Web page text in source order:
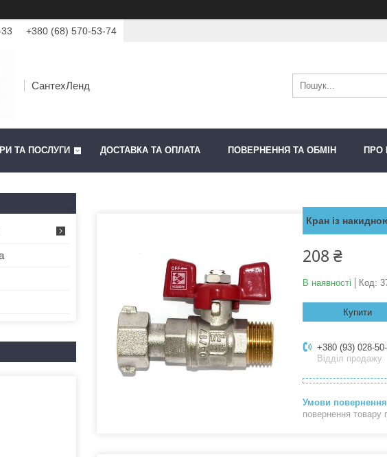
+380 (68) 570-53-74
СантехЛенд
ТА ПОСЛУГИ ДОСТАВКА ТА ОПЛАТА ПОВЕРНЕННЯ ТА ОБМІН ПРО
Кран із
208 ₴
В наявності Код:
Купити
+380 (93) 028-
Відділ продажу
повернення товару